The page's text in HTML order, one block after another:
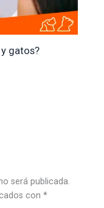
gatos?
será publicada.
con *